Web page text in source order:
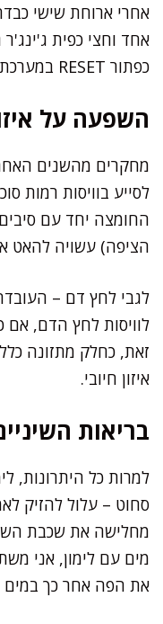
אחרי ארוחת שישי
אחד וחצי כפית
כפתור RESET במערכת העיכול.
השפעה על
מחקרים מהשנים
לסייע בוויסות רמות
החומצה יחד עם
הציפה) עשויה להאט
לגבי לחץ דם –
לוויסות לחץ הדם, אם
זאת, כחלק מתזונה
איזון חיובי.
בריאות
למרות כל היתרונות,
סחוט – עלול להזיק
מחלישה את שכבת
מים עם לימון, אני
את הפה אחר כך במים